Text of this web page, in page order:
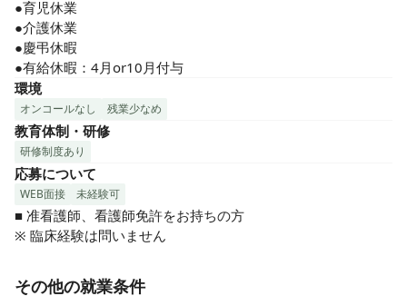
●育児休業
●介護休業
●慶弔休暇
●有給休暇：4月or10月付与
環境
オンコールなし 残業少なめ
教育体制・研修
研修制度あり
応募について
WEB面接 未経験可
■ 准看護師、看護師免許をお持ちの方
※ 臨床経験は問いません
その他の就業条件